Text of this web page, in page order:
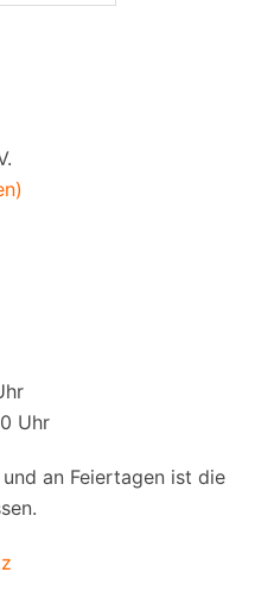
Uhr
an Feiertagen ist die